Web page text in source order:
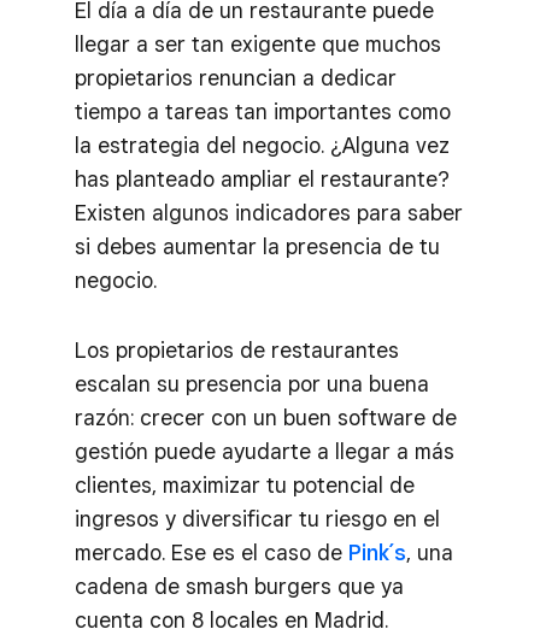
El día a día de un restaurante puede
llegar a ser tan exigente que muchos
propietarios renuncian a dedicar
tiempo a tareas tan importantes como
la estrategia del negocio. ¿Alguna vez
has planteado ampliar el restaurante?
Existen algunos indicadores para saber
si debes aumentar la presencia de tu
negocio.
Los propietarios de restaurantes
escalan su presencia por una buena
razón: crecer con un buen software de
gestión puede ayudarte a llegar a más
clientes, maximizar tu potencial de
ingresos y diversificar tu riesgo en el
mercado. Ese es el caso de Pink´s, una
cadena de smash burgers que ya
cuenta con 8 locales en Madrid.